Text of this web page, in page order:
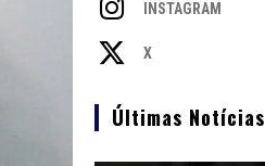
INSTAGRAM
X
Últimas Notícias